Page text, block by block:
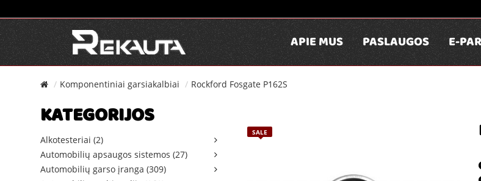
APIE MUS PASLAUGOS E-
Komponentiniai garsiakalbiai Rockford Fosgate P162S
KATEGORIJOS
Alkotesteriai (2)
Automobilių apsaugos sistemos (27)
Automobilių garso įranga (309)
SALE